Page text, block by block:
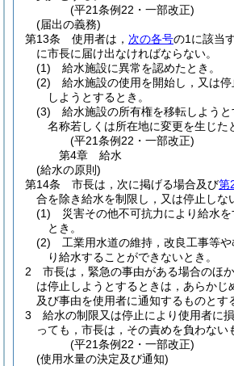
(平21条例22・一部改正)
(届出の義務)
第13条
使用者は， 次の各号の1に該当
に市長に届け出なければならない。
(1)
給水施設に異常を認めたとき。
(2)
給水施設の使用を開始し，又は
しようとするとき。
(3)
給水施設の所有権を移転しよう
名称若しくは所在地に変更を生じた
(平21条例22・一部改正)
第4章
給水
(給水の原則)
第14条
市長は，次に掲げる場合及び第
合を除き給水を制限し，又は停止しな
(1)
災害その他不可抗力により給水
とき。
(2)
工業用水道の維持，改良工事等
り給水することができないとき。
2
市長は，緊急の事由がある場合のほ
は停止しようとするときは，あらかじ
及び事由を使用者に通知するものとす
3
給水の制限又は停止により使用者に
っても，市長は，その責めを負わない
(平21条例22・一部改正)
(使用水量の決定及び通知)